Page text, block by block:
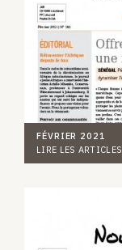
FÉVRIER 2021
LIRE LES ARTICLES